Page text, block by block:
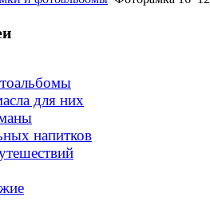
для них
напитков